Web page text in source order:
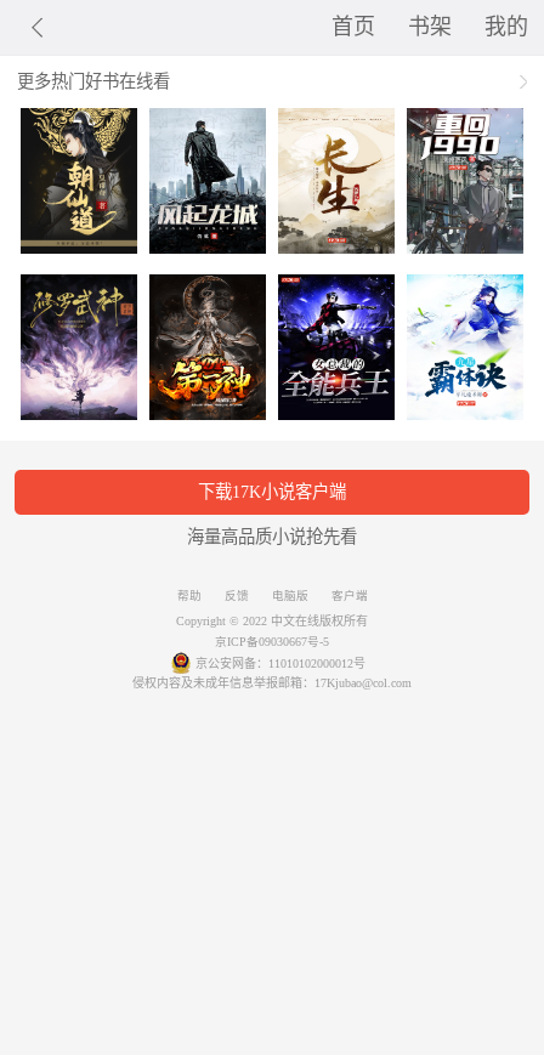
首页 书架 我的
更多热门好书在线看
下载17K小说客户端
海量高品质小说抢先看
帮助 反馈 电脑版
客户端
Copyright © 2022 中文在线版权所有
京ICP备09030667号-5
京公安网备：11010102000012号
侵权内容及未成年信息举报邮箱：17Kjubao@col.com